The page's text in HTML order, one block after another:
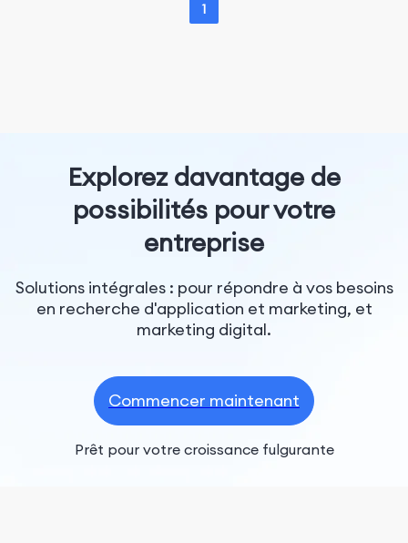
1
Explorez davantage de
possibilités pour votre
entreprise
Solutions intégrales : pour répondre à vos besoins
en recherche d'application et marketing, et
marketing digital.
Commencer maintenant
Prêt pour votre croissance fulgurante